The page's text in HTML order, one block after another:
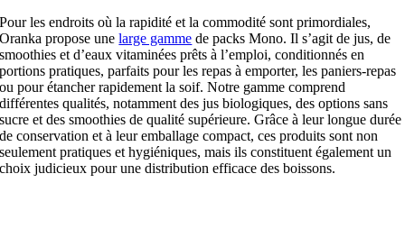
Pour les endroits où la rapidité et la commodité sont primordiales,
Oranka propose unelarge gamme de packs Mono. Il s’agit de jus, de
smoothies et d’eaux vitaminées prêts à l’emploi, conditionnés en
portions pratiques, parfaits pour les repas à emporter, les paniers-repas
ou pour étancher rapidement la soif. Notre gamme comprend
différentes qualités, notamment des jus biologiques, des options sans
sucre et des smoothies de qualité supérieure. Grâce à leur longue durée
de conservation et à leur emballage compact, ces produits sont non
seulement pratiques et hygiéniques, mais ils constituent également un
choix judicieux pour une distribution efficace des boissons.